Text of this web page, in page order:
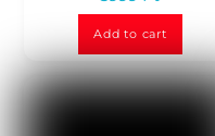
Add to cart